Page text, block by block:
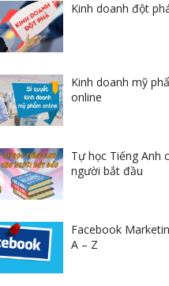
Kinh doanh mỹ
Tự học Tiếng Anh
người bắt đầu
Facebook
A – Z
30 Tuyệt chiêu gia
doanh số ngay lập